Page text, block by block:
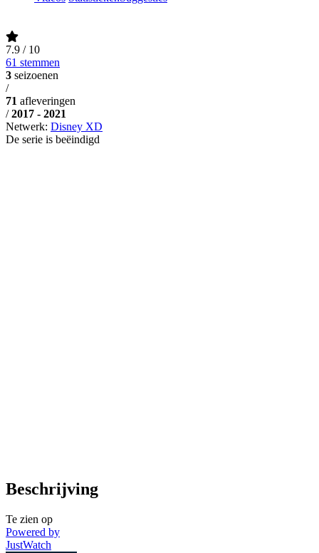
7.9 / 10
61 stemmen
3 seizoenen
/
71 afleveringen
/ 2017 - 2021
Netwerk: Disney XD
De serie is beëindigd
Beschrijving
Te zien op
Powered by
JustWatch